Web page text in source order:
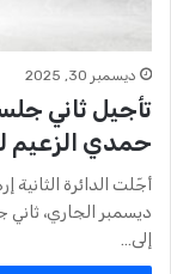
ديسمبر 30, 2025
تأجيل ثاني
حمدي الزعيم لـ25 مارس
ديسمبر الجاري،
إلى…